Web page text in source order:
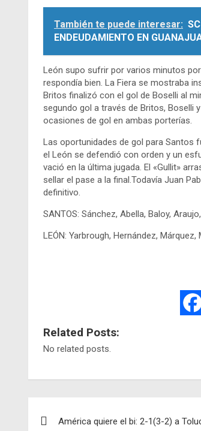
También te puede interesar:
ENDEUDAMIENTO EN
León supo sufrir por varios minutos
respondía bien. La Fiera se mostraba
Britos finalizó con el gol de Boselli al
segundo gol a través de Britos, Boselli
ocasiones de gol en ambas porterías.
Las oportunidades de gol para Santos
el León se defendió con orden y un
vació en la última jugada. El «Gullit»
sellar el pase a la final.Todavía Juan
definitivo.
SANTOS: Sánchez, Abella, Baloy,
LEÓN: Yarbrough, Hernández,
Related Posts:
No related posts.
América quiere el bi: 2-1(3-2) a